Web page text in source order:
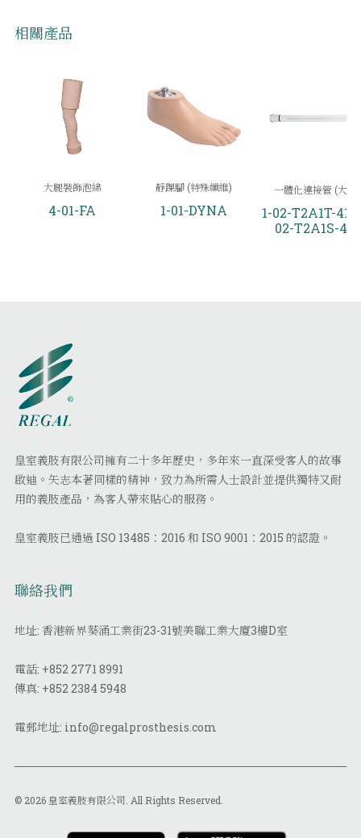
相關產品
大腿裝飾泡綿
4-01-FA
靜踝腳 (特殊纖維)
1-01-DYNA
一體化連接管 (大腿)
1-02-T2A1T-
02-T2A1S-410
皇室義肢有限公司擁有二十多年歷史，多年來一直深受客人的故事
啟迪。矢志本著同樣的精神，致力為所需人士設計並提供獨特又耐
用的義肢產品，為客人帶來貼心的服務。
皇室義肢已通過 ISO 13485：2016 和 ISO 9001：2015 的認證。
聯絡我們
地址: 香港新界葵涌工業街23-31號美聯工業大廈3樓D室
電話: +852 2771 8991
傳真: +852 2384 5948
電郵地址: info@regalprosthesis.com
© 2026 皇室義肢有限公司. All Rights Reserved.